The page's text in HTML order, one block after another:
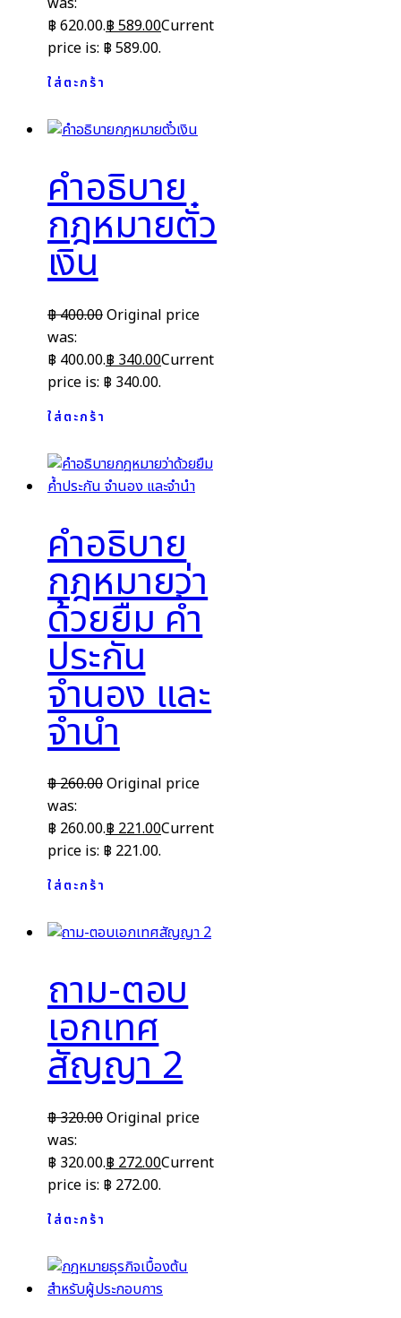
฿ 620.00.฿589.00Current
price is: ฿ 589.00.
ใส่ตะกร้า
คำอธิบาย
กฎหมายตั๋ว
เงิน
฿400.00Original price
was:
฿ 400.00.฿ 340.00Current
price is: ฿ 340.00.
ใส่ตะกร้า
คำอธิบาย
กฎหมายว่า
ด้วยยืม ค้ำ
ประกัน
จำนอง และ
จำนำ
฿260.00Original price
was:
฿ 260.00.฿221.00Current
price is: ฿ 221.00.
ใส่ตะกร้า
ถาม-ตอบ
เอกเทศ
สัญญา 2
฿320.00Original price
was:
฿ 320.00.฿ 272.00Current
price is: ฿ 272.00.
ใส่ตะกร้า